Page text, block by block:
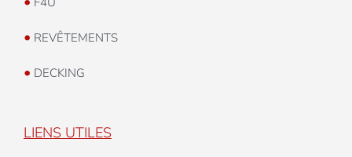
• REVÊTEMENTS
• DECKING
LIENS UTILES